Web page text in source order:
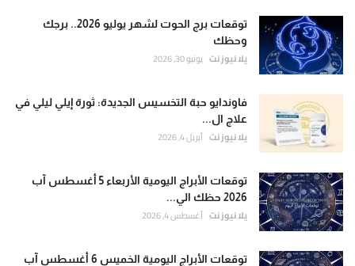
توقعات برج الحوت لشهر يوليو 2026.. برجك
وحظك
يلا نيوز نت يونيو 30, 2026
فاوندايو حبة التخسيس الجديدة: ثورة إيلي ليلي في
علاج ال...
يلا نيوز نت أبريل 4, 2026
توقعات الأبراج اليومية الأربعاء 5 أغسطس آب
2026 حظك الي...
يلا نيوز نت أغسطس 4, 2026
توقعات الأبراج اليومية الخميس 6 أغسطس آب